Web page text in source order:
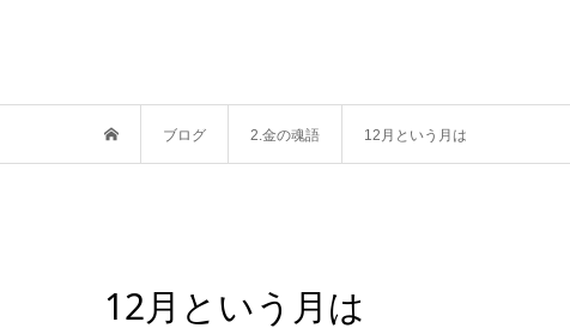
ブログ 2.金の魂語 12月という月は
12月という月は